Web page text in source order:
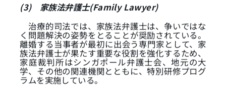
(3)
家族法弁護士(Family Lawyer)
治療的司法では、家族法弁護士は、争いではな
く問題解決の姿勢をとることが奨励されている。
離婚する当事者が最初に出会う専門家として、家
族法弁護士が果たす重要な役割を強化するため、
家庭裁判所はシンガポール弁護士会、地元の大
学、その他の関連機関とともに、特別研修プログ
ラムを実施している。